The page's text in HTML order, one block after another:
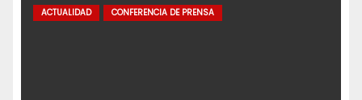
ACTUALIDAD CONFERENCIA DE PRENSA